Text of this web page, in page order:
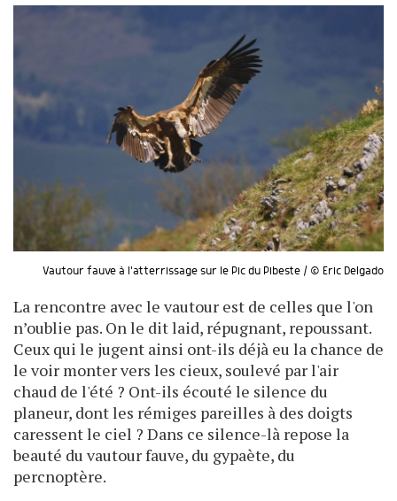
Vautour fauve à l'atterrissage sur le Pic du Pibeste / © Eric Delgado
La rencontre avec le vautour est de celles que l'on
n’oublie pas. On le dit laid, répugnant, repoussant.
Ceux qui le jugent ainsi ont-ils déjà eu la chance de
le voir monter vers les cieux, soulevé par l'air
chaud de l'été ? Ont-ils écouté le silence du
planeur, dont les rémiges pareilles à des doigts
caressent le ciel ? Dans ce silence-là repose la
beauté du vautour fauve, du gypaète, du
percnoptère.